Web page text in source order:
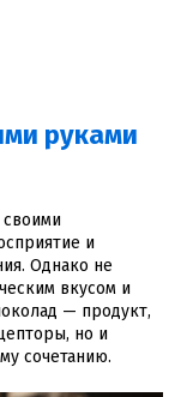
руками
и
Однако не
вкусом и
— продукт,
но и
сочетанию.